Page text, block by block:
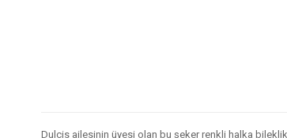
Dulcis ailesinin üyesi olan bu şeker renkli halka bileklik